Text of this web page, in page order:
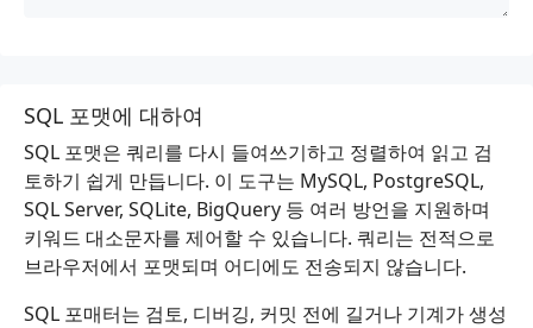
SQL 포맷에 대하여
SQL 포맷은 쿼리를 다시 들여쓰기하고 정렬하여 읽고 검
토하기 쉽게 만듭니다. 이 도구는 MySQL, PostgreSQL,
SQL Server, SQLite, BigQuery 등 여러 방언을 지원하며
키워드 대소문자를 제어할 수 있습니다. 쿼리는 전적으로
브라우저에서 포맷되며 어디에도 전송되지 않습니다.
SQL 포매터는 검토, 디버깅, 커밋 전에 길거나 기계가 생성